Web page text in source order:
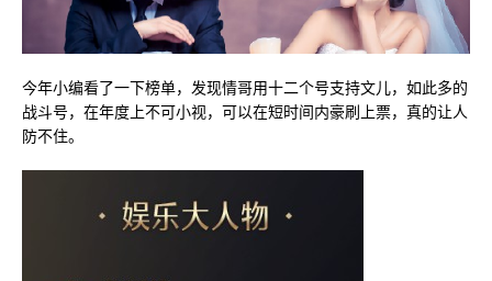
今年小编看了一下榜单，发现情哥用十二个号支持文儿，如此多的
战斗号，在年度上不可小视，可以在短时间内豪刷上票，真的让人
防不住。